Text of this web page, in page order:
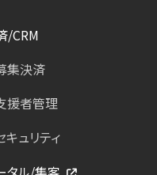
/CRM
集決済
援者管理
キュリティ